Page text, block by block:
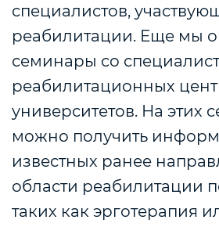
специалистов,
реабилитации. Еще мы
семинары со
реабилитационных
университетов. На этих
можно получить
известных ранее
области реабилитации
таких как эрготерапия